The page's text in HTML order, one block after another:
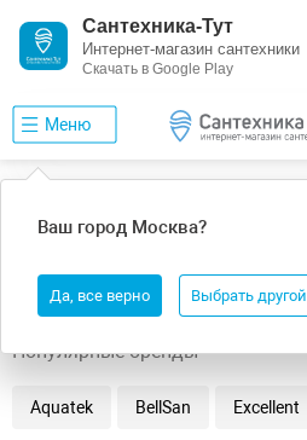
Сантехника-Тут
Интернет-магазин сантехники
Скачать в Google Play
Меню
Ваш город Москва?
Да, все верно Выбрать другой
6 ванны
Применить фильтры
Популярные бренды
Aquatek BellSan Excellent